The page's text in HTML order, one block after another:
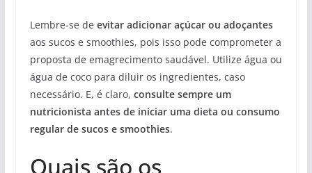
Lembre-se de evitar adicionar açúcar ou adoçantes
aos sucos e smoothies, pois isso pode comprometer a
proposta de emagrecimento saudável. Utilize água ou
água de coco para diluir os ingredientes, caso
necessário. E, é claro, consulte sempre um
nutricionista antes de iniciar uma dieta ou consumo
regular de sucos e smoothies.
Quais são os